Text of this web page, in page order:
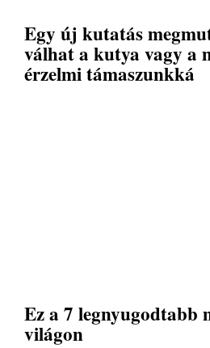
Egy új kutatás
válhat a kutya vagy a
érzelmi támaszunkká
Ez a 7 legnyugodtabb
világon